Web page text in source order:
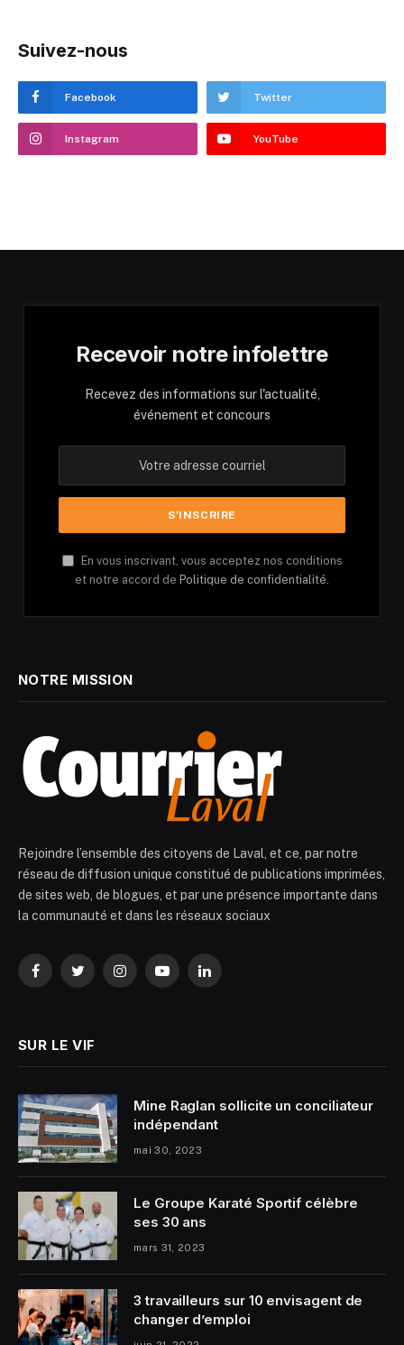
Suivez-nous
Facebook Twitter
Instagram YouTube
Recevoir notre infolettre
Recevez des informations sur l'actualité,
événement et concours
En vous inscrivant, vous acceptez nos conditions
et notre accord de Politique de confidentialité.
NOTRE MISSION
Rejoindre l’ensemble des citoyens de Laval, et ce, par notre
réseau de diffusion unique constitué de publications imprimées,
de sites web, de blogues, et par une présence importante dans
la communauté et dans les réseaux sociaux
FacebookTwitterInstagramYouTubeLinkedIn
SUR LE VIF
Mine Raglan sollicite un conciliateur
indépendant
mai 30, 2023
Le Groupe Karaté Sportif célèbre
ses 30 ans
mars 31, 2023
3 travailleurs sur 10 envisagent de
changer d’emploi